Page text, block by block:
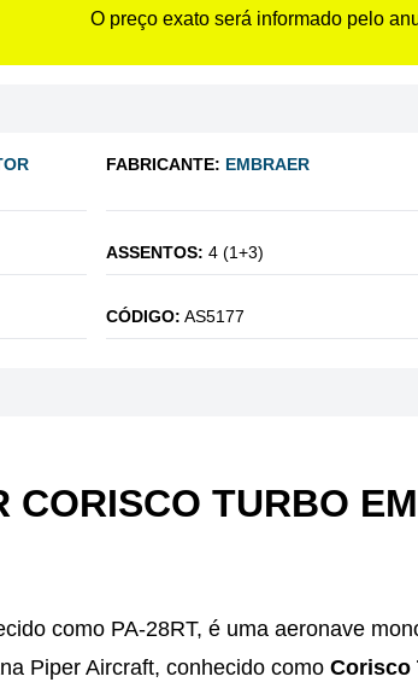
O preço exato será informado pelo
FABRICANTE: EMBRAER
ASSENTOS: 4 (1+3)
CÓDIGO: AS5177
CORISCO TURBO
como PA-28RT, é uma aeronave
Piper Aircraft, conhecido como Corisco